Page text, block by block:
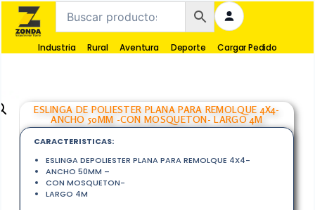
Industria Rural Aventura Deporte Cargar Pedido
ESLINGA DE POLIESTER PLANA PARA REMOLQUE 4X4-
ANCHO 50MM -CON MOSQUETON- LARGO 4M
CARACTERISTICAS:
ESLINGA DEPOLIESTER PLANA PARA REMOLQUE 4X4-
ANCHO 50MM –
CON MOSQUETON-
LARGO 4M